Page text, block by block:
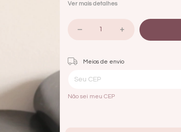
Ver mais detalhes
Entregas para o CEP:
Meios de envio
Não sei meu CEP